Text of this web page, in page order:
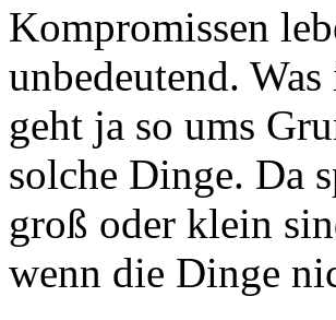
Kompromissen
unbedeutend.
geht ja so ums
solche Dinge. Da
groß oder klein
wenn die Dinge